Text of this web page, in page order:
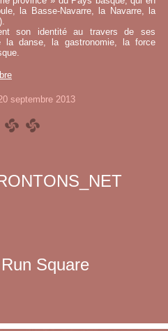
la Basse-Navarre, la Navarre, la
son identité au travers de ses
la danse, la gastronomie, la force
septembre 2013
Run Square